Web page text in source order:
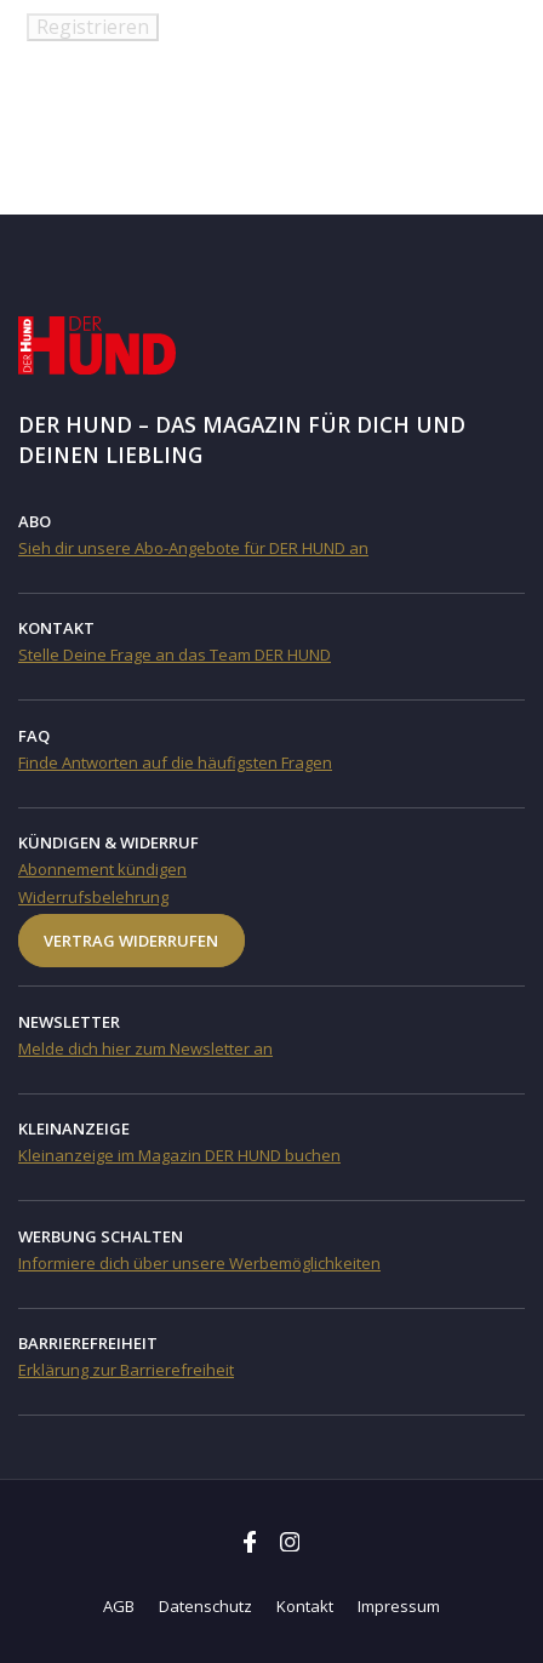
Registrieren
DER HUND – DAS MAGAZIN FÜR DICH UND
DEINEN LIEBLING
ABO
Sieh dir unsere Abo-Angebote für DER HUND an
KONTAKT
Stelle Deine Frage an das Team DER HUND
FAQ
Finde Antworten auf die häufigsten Fragen
KÜNDIGEN & WIDERRUF
Abonnement kündigen
Widerrufsbelehrung
VERTRAG WIDERRUFEN
NEWSLETTER
Melde dich hier zum Newsletter an
KLEINANZEIGE
Kleinanzeige im Magazin DER HUND buchen
WERBUNG SCHALTEN
Informiere dich über unsere Werbemöglichkeiten
BARRIEREFREIHEIT
Erklärung zur Barrierefreiheit
AGB Datenschutz Kontakt Impressum